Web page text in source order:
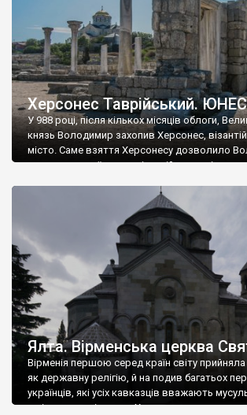
Херсонес Таврійський.
У 988 році, після кількох місяців облоги,
князь Володимир захопив Херсонес,
місто. Саме взяття Херсонесу дозволило
диктувати свої умови візантійському
Херсонесі Володимир-язичник, став
А потім було Хрещення Русі. На честь
Ялта. Вірменська церква
Вірменія першою серед країн світу
як державну релігію, й на подив багатьох
українців, які усіх кавказців вважають
є відданими вірянами Христа